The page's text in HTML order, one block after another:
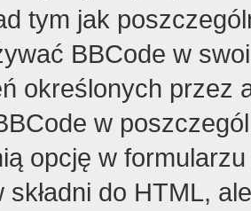
tym jak
BBCode w
określonych przez
w
opcję w
składni do HTML,